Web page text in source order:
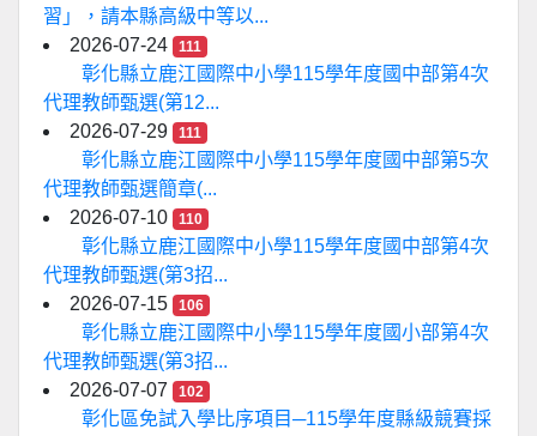
習」，請本縣高級中等以...
2026-07-24
111
彰化縣立鹿江國際中小學115學年度國中部第4次
代理教師甄選(第12...
2026-07-29
111
彰化縣立鹿江國際中小學115學年度國中部第5次
代理教師甄選簡章(...
2026-07-10
110
彰化縣立鹿江國際中小學115學年度國中部第4次
代理教師甄選(第3招...
2026-07-15
106
彰化縣立鹿江國際中小學115學年度國小部第4次
代理教師甄選(第3招...
2026-07-07
102
彰化區免試入學比序項目─115學年度縣級競賽採